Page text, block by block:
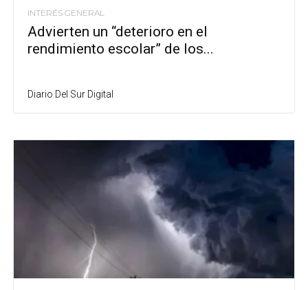
INTERÉS GENERAL
Advierten un “deterioro en el
rendimiento escolar” de los...
Diario Del Sur Digital